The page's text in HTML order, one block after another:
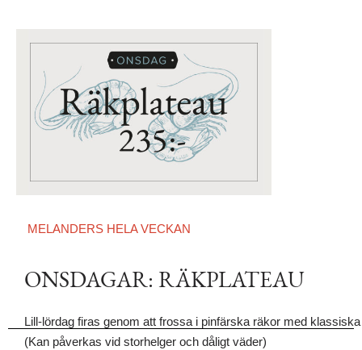
MELANDERS HELA VECKAN
ONSDAGAR: RÄKPLATEAU
Lill-lördag firas genom att frossa i pinfärska räkor med
(Kan påverkas vid storhelger och dåligt väder)